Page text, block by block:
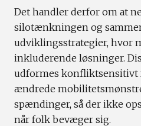
Det handler derfor om at
silotænkningen og
udviklingsstrategier, hvor
inkluderende løsninger.
udformes konfliktsensitivt
ændrede
spændinger, så der ikke
når folk bevæger sig.